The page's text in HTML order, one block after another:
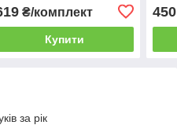
₴/комплект
Купити
450
за рік